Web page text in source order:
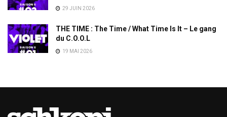
29 JUIN 2026
THE TIME : The Time / What Time Is It – Le gang
du C.O.O.L
19 MAI 2026